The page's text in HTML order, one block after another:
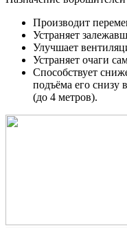
Производит
Устраняет
Улучшает
Устраняет очаги
Способствует
подъёма его снизу
(до 4 метров).